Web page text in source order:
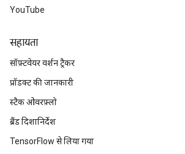
YouTube
सहायता
सॉफ़्टवेयर वर्शन ट्रैकर
प्रॉडक्ट की जानकारी
स्टैक ओवरफ़्लो
ब्रैंड दिशानिर्देश
TensorFlow से लिया गया